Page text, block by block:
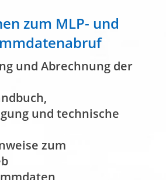
zum MLP- und
und Abrechnung der
und technische
zum